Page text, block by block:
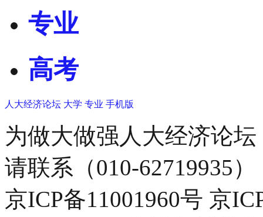
专业
高考
人大经济论坛 大学 专业 手机版
为做大做强人大经济论
请联系（010-62719935）
京ICP备11001960号 京